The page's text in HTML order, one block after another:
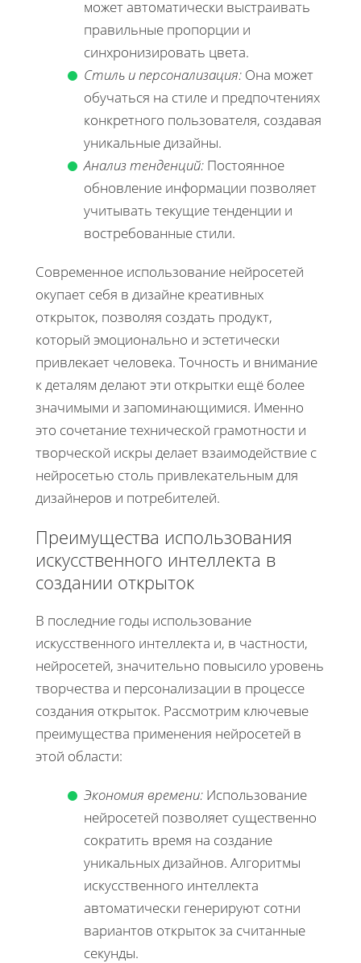
может автоматически выстраивать
правильные пропорции и
синхронизировать цвета.
Стиль и персонализация: Она может
обучаться на стиле и предпочтениях
конкретного пользователя, создавая
уникальные дизайны.
Анализ тенденций: Постоянное
обновление информации позволяет
учитывать текущие тенденции и
востребованные стили.
Современное использование нейросетей
окупает себя в дизайне креативных
открыток, позволяя создать продукт,
который эмоционально и эстетически
привлекает человека. Точность и внимание
к деталям делают эти открытки ещё более
значимыми и запоминающимися. Именно
это сочетание технической грамотности и
творческой искры делает взаимодействие с
нейросетью столь привлекательным для
дизайнеров и потребителей.
Преимущества использования
искусственного интеллекта в
создании открыток
В последние годы использование
искусственного интеллекта и, в частности,
нейросетей, значительно повысило уровень
творчества и персонализации в процессе
создания открыток. Рассмотрим ключевые
преимущества применения нейросетей в
этой области:
Экономия времени: Использование
нейросетей позволяет существенно
сократить время на создание
уникальных дизайнов. Алгоритмы
искусственного интеллекта
автоматически генерируют сотни
вариантов открыток за считанные
секунды.